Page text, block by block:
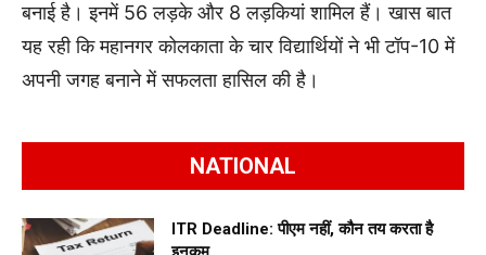
बनाई है। इनमें 56 लड़के और 8 लड़कियां शामिल हैं। खास बात
यह रही कि महानगर कोलकाता के चार विद्यार्थियों ने भी टॉप-10 में
अपनी जगह बनाने में सफलता हासिल की है।
NATIONAL
ITR Deadline: पीएम नहीं, कौन तय करता है